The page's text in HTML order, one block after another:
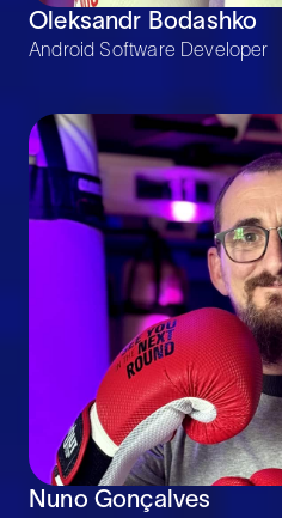
Oleksandr Bodashko
Android Software Developer
Nuno Gonçalves